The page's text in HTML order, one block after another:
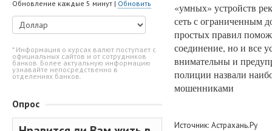
Обновление каждые 5 минут | Обновить
* Информация о курсах валют поступает с
официальных сайтов и от сотрудников
банков. Более актуальную информацию
узнавайте непосредственно в
отделениях банков.
Опрос
«умных» устройств
сеть с ограниченным
простых правил
соединение, но и все
внимательны и
полиции назвали
мошенниками
Источник: Астрахань.Ру